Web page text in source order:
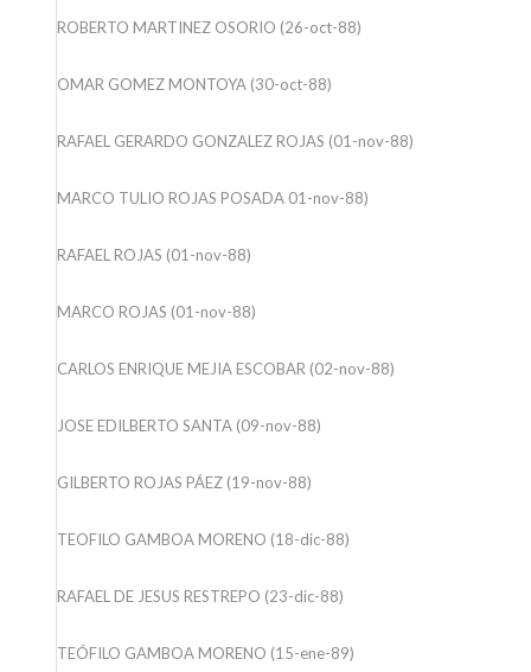
ROBERTO MARTINEZ OSORIO (26-oct-88)
OMAR GOMEZ MONTOYA (30-oct-88)
RAFAEL GERARDO GONZALEZ ROJAS (01-nov-88)
MARCO TULIO ROJAS POSADA 01-nov-88)
RAFAEL ROJAS (01-nov-88)
MARCO ROJAS (01-nov-88)
CARLOS ENRIQUE MEJIA ESCOBAR (02-nov-88)
JOSE EDILBERTO SANTA (09-nov-88)
GILBERTO ROJAS PÁEZ (19-nov-88)
TEOFILO GAMBOA MORENO (18-dic-88)
RAFAEL DE JESUS RESTREPO (23-dic-88)
TEÓFILO GAMBOA MORENO (15-ene-89)